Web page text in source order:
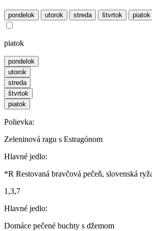
pondelok utorok streda štvrtok piatok
piatok
pondelok
utorok
streda
štvrtok
piatok
Polievka:
Zeleninová ragu s Estragónom
Hlavné jedlo:
*R Restovaná bravčová pečeň, slovenská
1,3,7
Hlavné jedlo:
Domáce pečené buchty s džemom